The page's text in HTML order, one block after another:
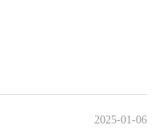
2025-01-06